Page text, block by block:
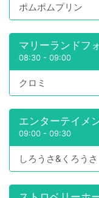
ポムポムプリン
マリーランドフ
08:30 - 09:00
クロミ
エンターテイメ
09:00 - 09:30
しろうさ&くろうさ